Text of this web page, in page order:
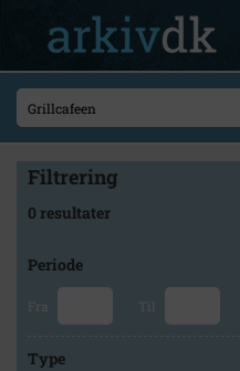
Filtrering
0 resultater
Periode
Fra Til
Type